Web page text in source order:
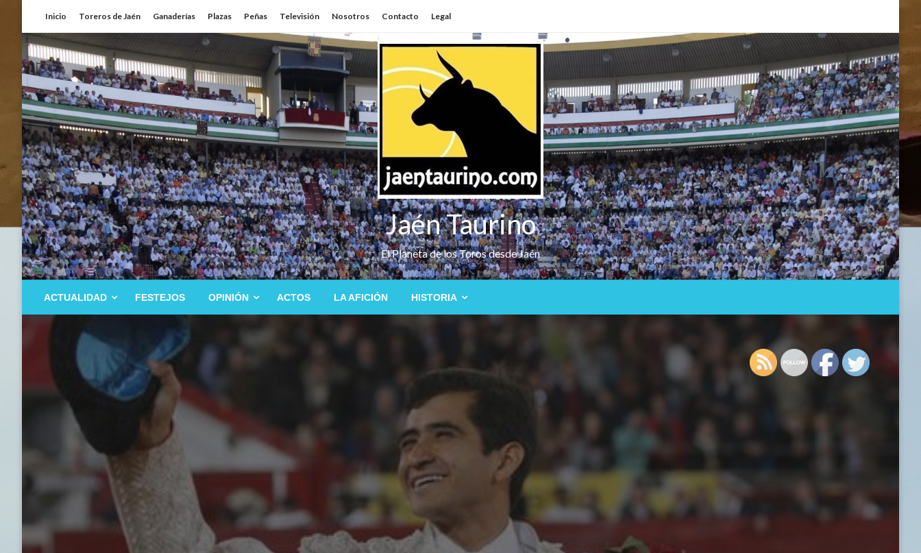
contenido
Inicio Toreros de Jaén Ganaderías Plazas Peñas Televisión Nosotros Contacto Legal
Jaén Taurino
El Planeta de los Toros desde Jaén
ACTUALIDAD FESTEJOS OPINIÓN ACTOS LA AFICIÓN HISTORIA